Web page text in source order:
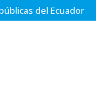
del Ecuador